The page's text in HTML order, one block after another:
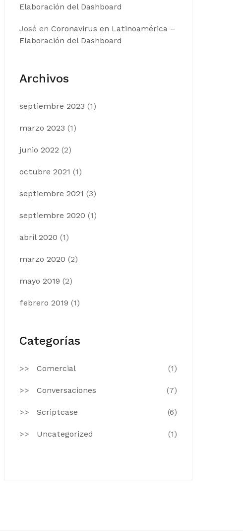
Elaboración del Dashboard
José en Coronavirus en Latinoamérica –
Elaboración del Dashboard
Archivos
septiembre 2023 (1)
marzo 2023 (1)
junio 2022 (2)
octubre 2021 (1)
septiembre 2021 (3)
septiembre 2020 (1)
abril 2020 (1)
marzo 2020 (2)
mayo 2019 (2)
febrero 2019 (1)
Categorías
Comercial (1)
Conversaciones (7)
Scriptcase (6)
Uncategorized (1)